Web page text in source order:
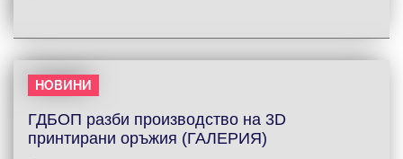
НОВИНИ
ГДБОП разби производство на 3D
принтирани оръжия (ГАЛЕРИЯ)